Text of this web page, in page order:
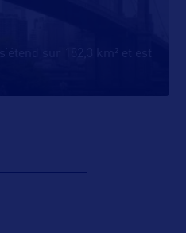
sur 182,3 km² et est